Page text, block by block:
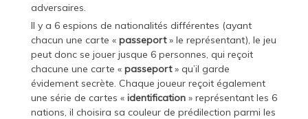
adversaires.
Il y a 6 espions de nationalités différentes (ayant
chacun une carte « passeport» le représentant), le jeu
peut donc se jouer jusque 6 personnes, qui reçoit
chacune une carte « passeport» qu’il garde
évidement secrète. Chaque joueur reçoit également
une série de cartes « identification» représentant les 6
nations, il choisira sa couleur de prédilection parmi les